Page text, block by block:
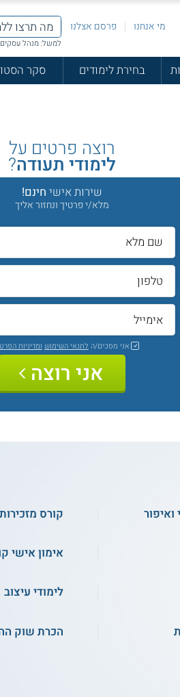
מי אנחנו פרסם אצלנו
למשל: מנהל
בחירת לימודים סקר
רוצה פרטים על
לימודי תעודה?
שירות אישי חינם!
מלא/י פרטיך ונחזור אליך
אני מסכים/ה לתנאי השימוש ומדיניות
אני רוצה
ואיפור קורס מזכירות
אימון אישי
לימודי עיצוב
הכרת שוק